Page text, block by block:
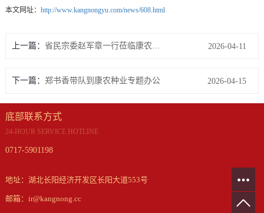
本文网址： http://www.kangnongyu.com/news/608.html
上一篇： 省民宗委赵军章一行莅临康农种业调研指导 2026-04-11
下一篇： 郑书香带队到康农种业专题办公 2026-04-15
底部联系方式
24-HOUR SERVICE HOTLINE
0717-5901198
地址：湖北长阳经济开发区长阳大道553号
邮箱：ir@kangnong.cc